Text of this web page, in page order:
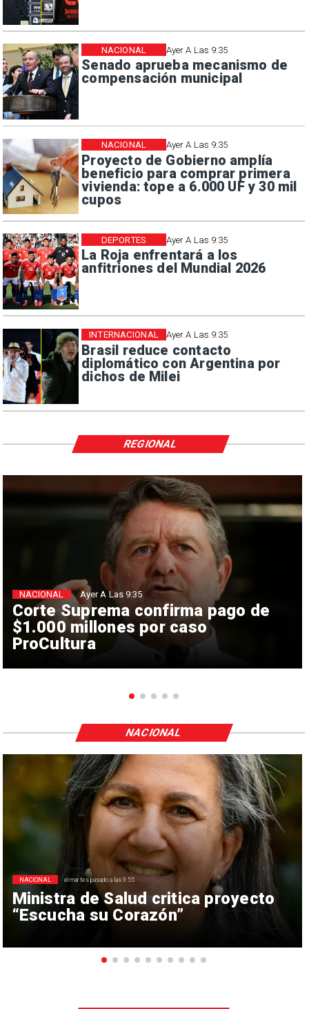
Ayer A Las 9:35
Senado aprueba mecanismo de
compensación municipal
NACIONAL
Ayer A Las 9:35
Proyecto de Gobierno amplía
beneficio para comprar primera
vivienda: tope a 6.000 UF y 30 mil
cupos
NACIONAL
Ayer A Las 9:35
La Roja enfrentará a los
anfitriones del Mundial 2026
DEPORTES
Ayer A Las 9:35
Brasil reduce contacto
diplomático con Argentina por
dichos de Milei
INTERNACIONAL
Corte Suprema confirma pago de
$1.000 millones por caso
ProCultura
NACIONAL Ayer A Las 9:35
REGIONAL
Ministra de Salud critica proyecto
“Escucha su Corazón”
NACIONAL el martes pasado a las 9:55
NACIONAL